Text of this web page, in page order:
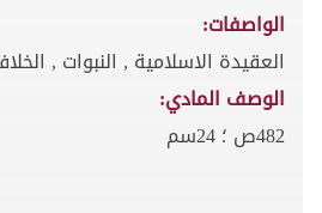
الواصفات:
العقيدة الاسلامية , النبوات ,
الوصف المادي:
482ص ؛ 24سم